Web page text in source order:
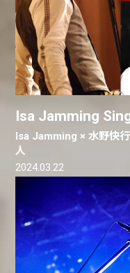
Isa Jamming
Isa Jamming × 水野快
人
2024.03.22